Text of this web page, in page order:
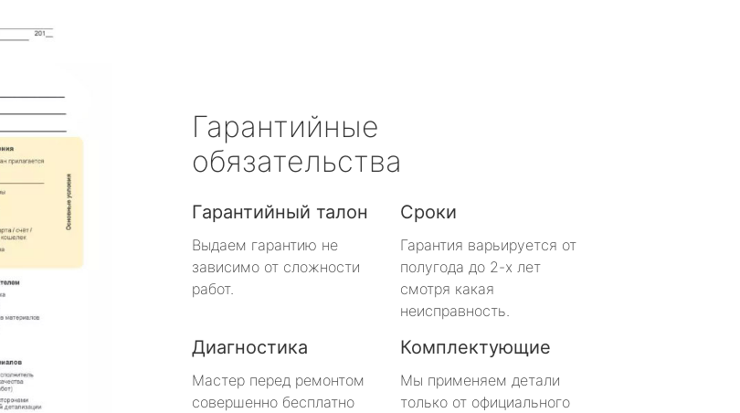
Гарантийные
обязательства
Гарантийный талон
Выдаем гарантию не
зависимо от сложности
работ.
Сроки
Гарантия варьируется от
полугода до 2-х лет
смотря какая
неисправность.
Диагностика
Мастер перед ремонтом
совершенно бесплатно
Комплектующие
Мы применяем детали
только от официального